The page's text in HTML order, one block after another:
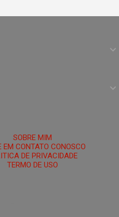
SOBRE MIM
EM CONTATO CONOSCO
DE PRIVACIDADE
TERMO DE USO